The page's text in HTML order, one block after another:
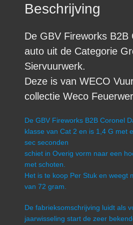
Beschrijving
De GBV Fireworks B2B
auto uit de Categorie
Siervuurwerk.
Deze is van WECO
collectie Weco
De GBV Fireworks B2B Coronel
klasse van Cat 2 en is 1,4 G met
sec seconden
schiet in Overig vorm naar een
met schoten.
Het is te koop Per Stuk en weegt
van 72 gram.
De fabrieksomschrijving luidt als
jaarwisseling start de zeer